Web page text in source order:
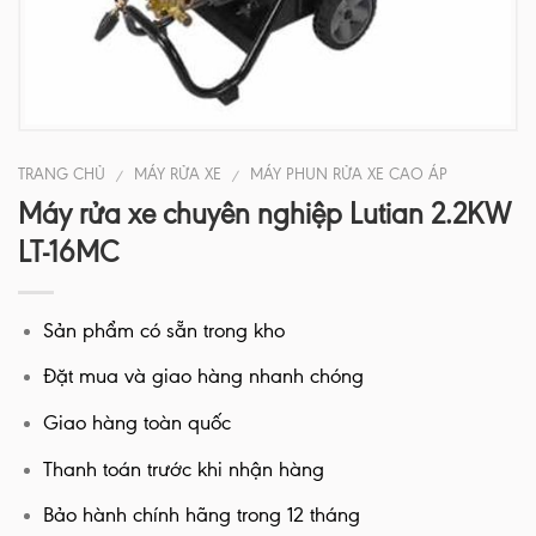
TRANG CHỦ / MÁY RỬA XE / MÁY PHUN RỬA XE CAO ÁP
Máy rửa xe chuyên nghiệp Lutian 2.2KW
LT-16MC
Sản phẩm có sẵn trong kho
Đặt mua và giao hàng nhanh chóng
Giao hàng toàn quốc
Thanh toán trước khi nhận hàng
Bảo hành chính hãng trong 12 tháng